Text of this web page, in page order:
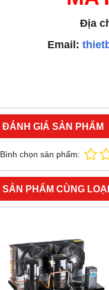
Địa
Email:
ĐÁNH GIÁ SẢN PHẨM
Bình chọn sản phẩm:
SẢN PHẨM CÙNG LOẠI